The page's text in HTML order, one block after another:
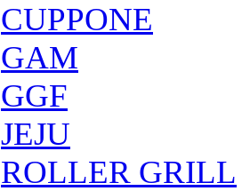
CUPPONE
GAM
GGF
JEJU
ROLLER GRILL